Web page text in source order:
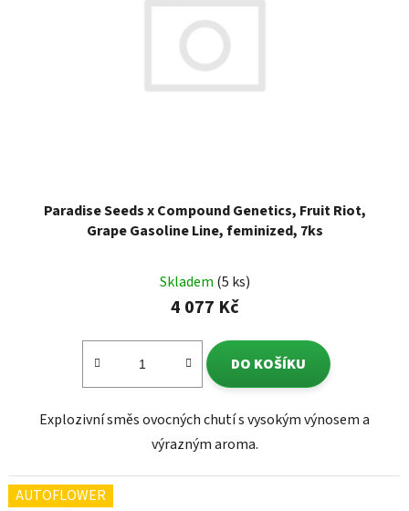
Paradise Seeds x Compound Genetics, Fruit Riot,
Grape Gasoline Line, feminized, 7ks
Skladem (5 ks)
4 077 Kč
DO KOŠÍKU
Explozivní směs ovocných chutí s vysokým výnosem a
výrazným aroma.
AUTOFLOWER